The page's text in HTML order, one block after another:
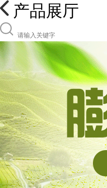
产品展厅